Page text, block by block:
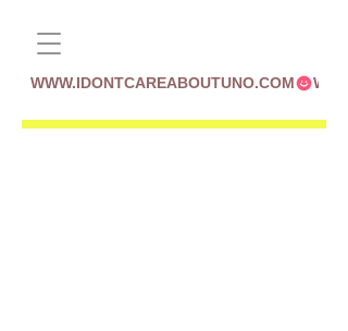
WWW.IDONTCAREABOUTUNO.COM